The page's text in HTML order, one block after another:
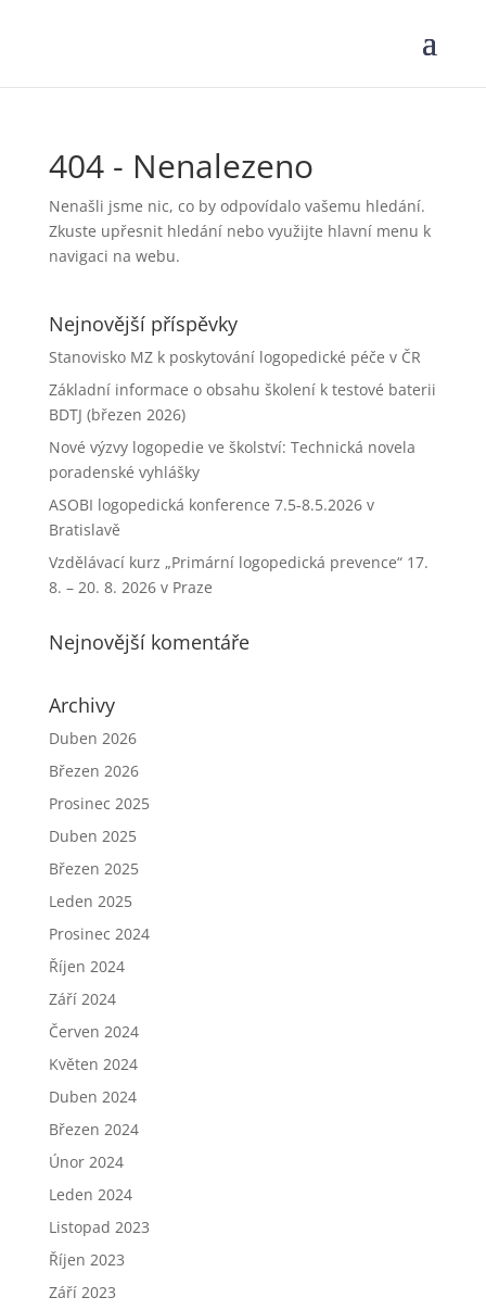
404 - Nenalezeno
Nenašli jsme nic, co by odpovídalo vašemu hledání.
Zkuste upřesnit hledání nebo využijte hlavní menu k
navigaci na webu.
Nejnovější příspěvky
Stanovisko MZ k poskytování logopedické péče v ČR
Základní informace o obsahu školení k testové baterii
BDTJ (březen 2026)
Nové výzvy logopedie ve školství: Technická novela
poradenské vyhlášky
ASOBI logopedická konference 7.5-8.5.2026 v
Bratislavě
Vzdělávací kurz „Primární logopedická prevence“ 17.
8. – 20. 8. 2026 v Praze
Nejnovější komentáře
Archivy
Duben 2026
Březen 2026
Prosinec 2025
Duben 2025
Březen 2025
Leden 2025
Prosinec 2024
Říjen 2024
Září 2024
Červen 2024
Květen 2024
Duben 2024
Březen 2024
Únor 2024
Leden 2024
Listopad 2023
Říjen 2023
Září 2023